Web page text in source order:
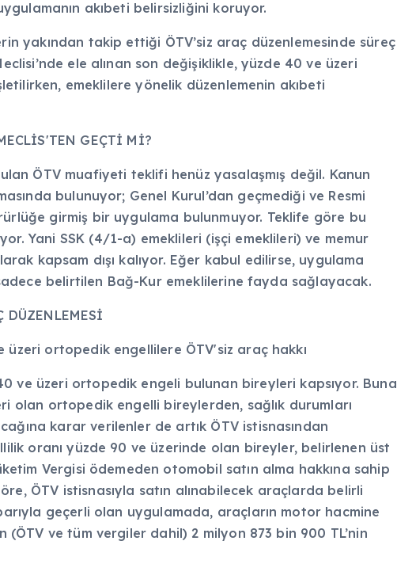
akıbeti belirsizliğini koruyor.
yakından takip ettiği ÖTV’siz araç düzenlemesinde süreç
ele alınan son değişiklikle, yüzde 40 ve üzeri
emeklilere yönelik düzenlemenin akıbeti
GEÇTİ Mİ?
ÖTV muafiyeti teklifi henüz yasalaşmış değil. Kanun
bulunuyor; Genel Kurul’dan geçmediği ve Resmi
girmiş bir uygulama bulunmuyor. Teklife göre bu
Yani SSK (4/1-a) emeklileri (işçi emeklileri) ve memur
kapsam dışı kalıyor. Eğer kabul edilirse, uygulama
sadece belirtilen Bağ-Kur emeklilerine fayda sağlayacak.
DÜZENLEMESİ
üzeri ortopedik engellilere ÖTV'siz araç hakkı
ve üzeri ortopedik engeli bulunan bireyleri kapsıyor. Buna
olan ortopedik engelli bireylerden, sağlık durumları
karar verilenler de artık ÖTV istisnasından
oranı yüzde 90 ve üzerinde olan bireyler, belirlenen üst
Vergisi ödemeden otomobil satın alma hakkına sahip
ÖTV istisnasıyla satın alınabilecek araçlarda belirli
geçerli olan uygulamada, araçların motor hacmine
(ÖTV ve tüm vergiler dahil) 2 milyon 873 bin 900 TL’nin